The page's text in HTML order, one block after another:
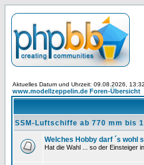
Aktuelles Datum und Uhrzeit: 09.08.2026, 13:32
www.modellzeppelin.de Foren-Übersicht
SSM-Luftschiffe ab 770 mm bis
Welches Hobby darf ´s wohl
Hat die Wahl ... so der Einsteiger